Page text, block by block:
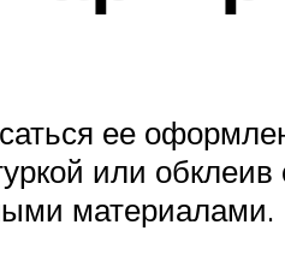
ее
или
материалами.